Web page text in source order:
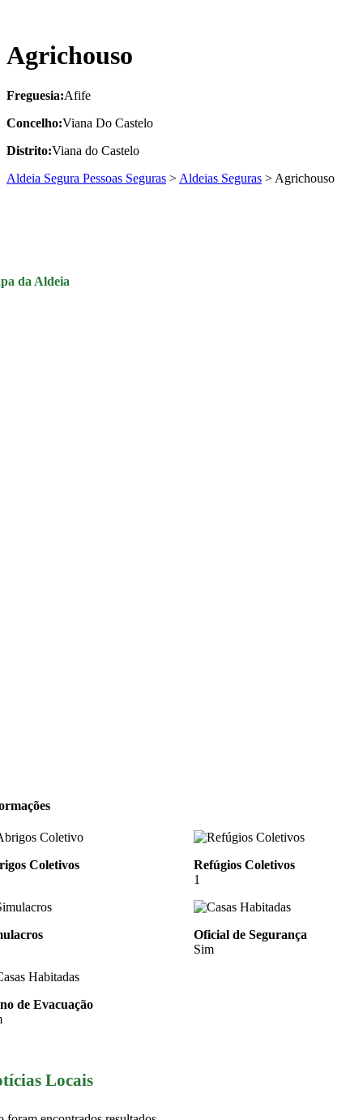
Agrichouso
Freguesia:Afife
Concelho:Viana Do Castelo
Distrito:Viana do Castelo
Aldeia Segura Pessoas Seguras > Aldeias Seguras > Agrichouso
da Aldeia
Coletivos
Refúgios Coletivos
1
Oficial de Segurança
Sim
de Evacuação
Locais